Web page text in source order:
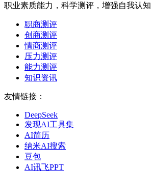
职业素质能力，科学测评，增强自我认知
职商测评
创商测评
情商测评
压力测评
能力测评
知识资讯
友情链接：
DeepSeek
发现AI工具集
AI简历
纳米AI搜索
豆包
AI讯飞PPT